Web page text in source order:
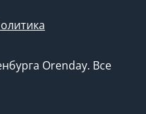
Orenday. Все